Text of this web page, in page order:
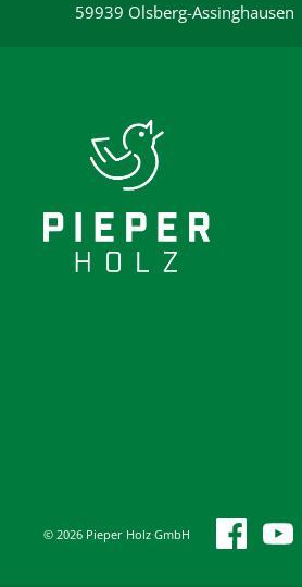
59939 Olsberg-Assinghausen
© 2026 Pieper Holz GmbH